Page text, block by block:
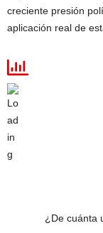
creciente presión
aplicación real de
¿De cuánta